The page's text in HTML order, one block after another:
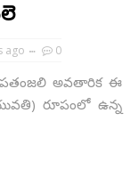
ago 0
అవతారిక ఈ
రూపంలో ఉన్న